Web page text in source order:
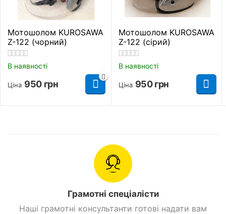
Мотошолом KUROSAWA
Z-122 (чорний)
В наявності
Ціна 950 грн
Мотошолом KUROSAWA
Z-122 (сірий)
В наявності
Ціна 950 грн
Грамотні спеціалісти
Наші грамотні консультанти готові надати вам